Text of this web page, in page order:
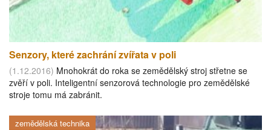
Senzory, které zachrání zvířata v poli
(1.12.2016) Mnohokrát do roka se zemědělský stroj střetne se
zvěří v poli. Inteligentní senzorová technologie pro zemědělské
stroje tomu má zabránit.
zemědělská technika